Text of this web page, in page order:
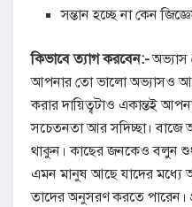
সন্তান হচ্ছে না কেন
কিভাবে ত্যাগ করবেন:-অভ্যাস
আপনার তো ভালো অভ্যাসও
করার দায়িত্বটাও একান্তই
সচেতনতা আর সদিচ্ছা। বাজে
থাকুন। কাছের জনকেও বলুন
এমন মানুষ আছে যাদের মধ্যে
তাদের অনুসরণ করতে